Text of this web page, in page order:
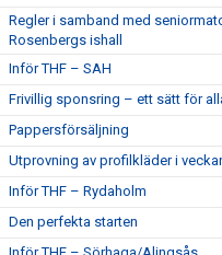
Regler i samband med
Rosenbergs ishall
Inför THF – SAH
Frivillig sponsring – ett sätt för
Pappersförsäljning
Utprovning av profilkläder i
Inför THF – Rydaholm
Den perfekta starten